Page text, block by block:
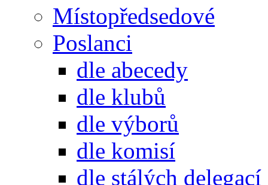
Místopředsedové
Poslanci
dle abecedy
dle klubů
dle výborů
dle komisí
dle stálých delegací